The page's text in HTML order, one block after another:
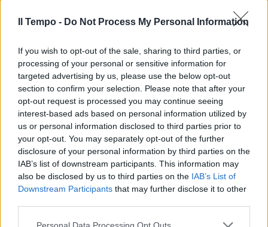
Il Tempo - Do Not Process My Personal Information
If you wish to opt-out of the sale, sharing to third parties, or
processing of your personal or sensitive information for
targeted advertising by us, please use the below opt-out
section to confirm your selection. Please note that after your
opt-out request is processed you may continue seeing
interest-based ads based on personal information utilized by
us or personal information disclosed to third parties prior to
your opt-out. You may separately opt-out of the further
disclosure of your personal information by third parties on the
IAB’s list of downstream participants. This information may
also be disclosed by us to third parties on the IAB’s List of
Downstream Participants that may further disclose it to other
Personal Data Processing Opt Outs
Il figlio di Eleonora Giorgi si
commuove ai funerali: "Un
Uno tra tutti Morgese che avrebbe più di
qualche dubbio sulle prossime iniziative per
rilanciare la compagnia, in virtù soprattutto
del fatto che la figura di Ferragni – da cui
dipendono in tutto e per tutto le prospettive
future de La Fenice – sembra essere ormai